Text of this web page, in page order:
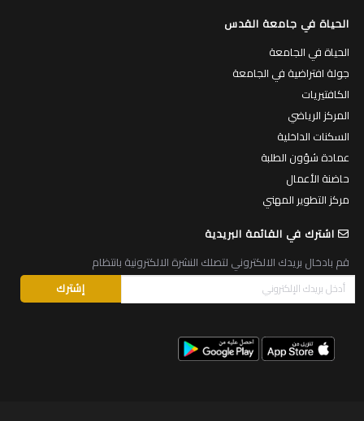
الحياة في جامعة القدس
الحياة في الجامعة
جولة افتراضية في الجامعة
الكافتيريات
المركز الرياضي
السكنات الداخلية
عمادة شؤون الطلبة
حاضنة الأعمال
مركز التطوير المهني
اشترك في القائمة البريدية
قم بادخال بريدك الالكتروني لتصلك النشرة الالكترونية بانتظام